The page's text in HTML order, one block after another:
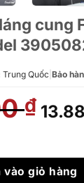
cung
Trung Quốc Bảo
₫ Giá
gốc
Fratini Roma
vào giỏ hàng